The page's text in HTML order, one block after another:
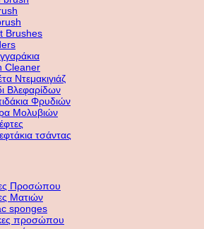
Brushes
Cleaner
Ντεμακιγιάζ
Βλεφαρίδων
Φρυδιών
Μολυβιών
τσάντας
Προσώπου
Ματιών
sponges
προσώπου